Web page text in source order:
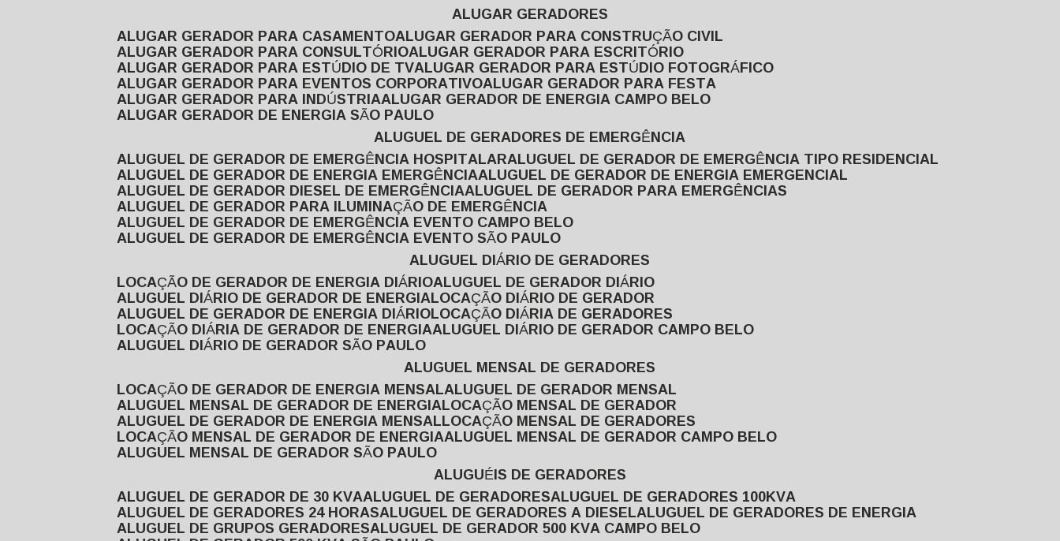
ALUGAR GERADORES
ALUGAR GERADOR PARA CASAMENTO ALUGAR GERADOR PARA CONSTRUÇÃO CIVIL
ALUGAR GERADOR PARA CONSULTÓRIO ALUGAR GERADOR PARA ESCRITÓRIO
ALUGAR GERADOR PARA ESTÚDIO DE TV ALUGAR GERADOR PARA ESTÚDIO FOTOGRÁFICO
ALUGAR GERADOR PARA EVENTOS CORPORATIVO ALUGAR GERADOR PARA FESTA
ALUGAR GERADOR PARA INDÚSTRIA ALUGAR GERADOR DE ENERGIA CAMPO BELO
ALUGAR GERADOR DE ENERGIA SÃO PAULO
ALUGUEL DE GERADORES DE EMERGÊNCIA
ALUGUEL DE GERADOR DE EMERGÊNCIA HOSPITALAR ALUGUEL DE GERADOR DE EMERGÊNCIA TIPO RESIDENCIAL
ALUGUEL DE GERADOR DE ENERGIA EMERGÊNCIA ALUGUEL DE GERADOR DE ENERGIA EMERGENCIAL
ALUGUEL DE GERADOR DIESEL DE EMERGÊNCIA ALUGUEL DE GERADOR PARA EMERGÊNCIAS
ALUGUEL DE GERADOR PARA ILUMINAÇÃO DE EMERGÊNCIA
ALUGUEL DE GERADOR DE EMERGÊNCIA EVENTO CAMPO BELO
ALUGUEL DE GERADOR DE EMERGÊNCIA EVENTO SÃO PAULO
ALUGUEL DIÁRIO DE GERADORES
LOCAÇÃO DE GERADOR DE ENERGIA DIÁRIO ALUGUEL DE GERADOR DIÁRIO
ALUGUEL DIÁRIO DE GERADOR DE ENERGIA LOCAÇÃO DIÁRIO DE GERADOR
ALUGUEL DE GERADOR DE ENERGIA DIÁRIO LOCAÇÃO DIÁRIA DE GERADORES
LOCAÇÃO DIÁRIA DE GERADOR DE ENERGIA ALUGUEL DIÁRIO DE GERADOR CAMPO BELO
ALUGUEL DIÁRIO DE GERADOR SÃO PAULO
ALUGUEL MENSAL DE GERADORES
LOCAÇÃO DE GERADOR DE ENERGIA MENSAL ALUGUEL DE GERADOR MENSAL
ALUGUEL MENSAL DE GERADOR DE ENERGIA LOCAÇÃO MENSAL DE GERADOR
ALUGUEL DE GERADOR DE ENERGIA MENSAL LOCAÇÃO MENSAL DE GERADORES
LOCAÇÃO MENSAL DE GERADOR DE ENERGIA ALUGUEL MENSAL DE GERADOR CAMPO BELO
ALUGUEL MENSAL DE GERADOR SÃO PAULO
ALUGUÉIS DE GERADORES
ALUGUEL DE GERADOR DE 30 KVA ALUGUEL DE GERADORES ALUGUEL DE GERADORES 100KVA
ALUGUEL DE GERADORES 24 HORAS ALUGUEL DE GERADORES A DIESEL ALUGUEL DE GERADORES DE ENERGIA
ALUGUEL DE GRUPOS GERADORES ALUGUEL DE GERADOR 500 KVA CAMPO BELO